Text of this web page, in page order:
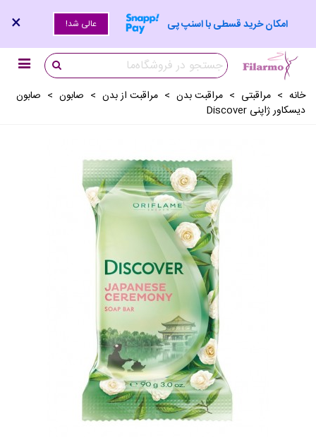
امکان خرید قسطی با اسنپ پی عالی شد! ×
خانه > مراقبتی > مراقبت بدن > مراقبت از بدن > صابون > صابون
دیسکاور ژاپنی Discover